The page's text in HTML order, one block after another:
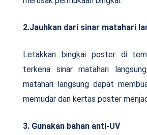
2.Jauhkan dari sinar matahari
Letakkan bingkai poster di
terkena sinar matahari
matahari langsung dapat
memudar dan kertas poster
3. Gunakan bahan anti-UV